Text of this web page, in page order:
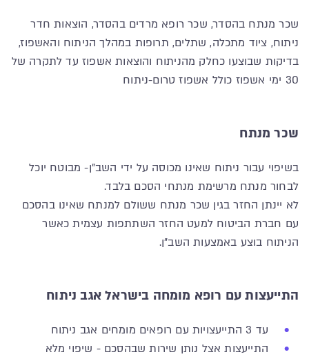
שכר מנתח בהסדר, שכר רופא מרדים בהסדר, הוצאות חדר
ניתוח, ציוד מתכלה, שתלים, תרופות במהלך הניתוח והאשפוז,
בדיקות שבוצעו כחלק מהניתוח והוצאות אשפוז עד לתקרה של
30 ימי אשפוז כולל אשפוז טרום-ניתוח
שכר מנתח
בשיפוי עבור ניתוח שאינו מכוסה על ידי השב"ן- מבוטח יוכל
לבחור מנתח מרשימת מנתחי הסכם בלבד.
לא יינתן החזר בגין שכר מנתח ששולם למנתח שאינו בהסכם
עם חברת הביטוח למעט החזר השתתפות עצמית כאשר
הניתוח בוצע באמצעות השב"ן.
התייעצות עם רופא מומחה בישראל אגב ניתוח
עד 3 התייעצויות עם רופאים מומחים אגב ניתוח
התייעצות אצל נותן שירות שבהסכם - שיפוי מלא